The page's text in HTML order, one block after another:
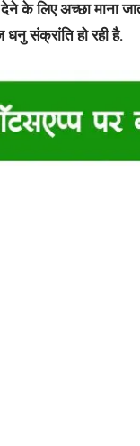
के लिए अच्छा माना
संक्रांति हो रही है.